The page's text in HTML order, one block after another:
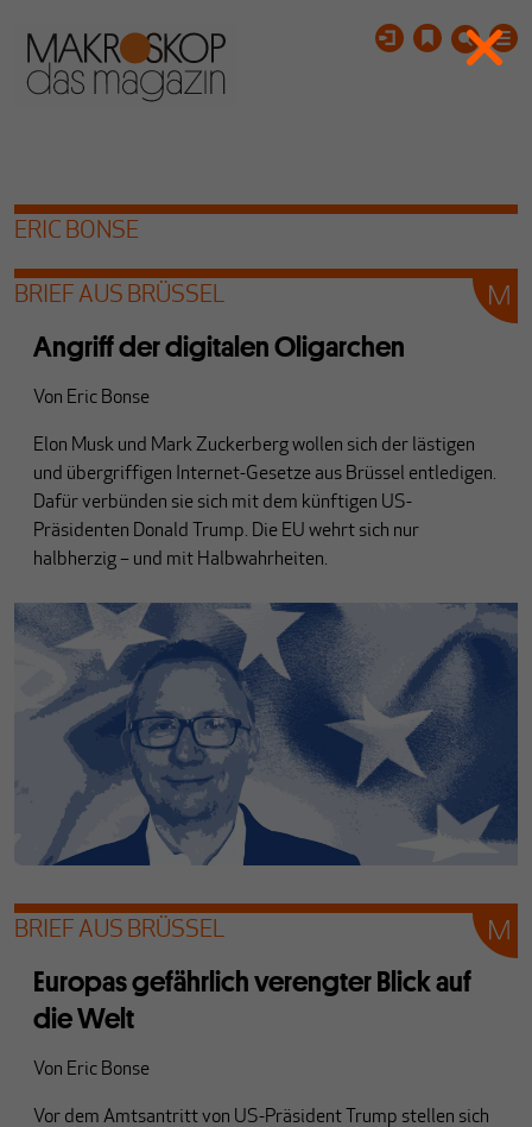
ERIC BONSE
BRIEF AUS BRÜSSEL
Angriff der digitalen Oligarchen
Von Eric Bonse
Elon Musk und Mark Zuckerberg wollen sich der lästigen
und übergriffigen Internet-Gesetze aus Brüssel entledigen.
Dafür verbünden sie sich mit dem künftigen US-
Präsidenten Donald Trump. Die EU wehrt sich nur
halbherzig – und mit Halbwahrheiten.
BRIEF AUS BRÜSSEL
Europas gefährlich verengter Blick auf
die Welt
Von Eric Bonse
Vor dem Amtsantritt von US-Präsident Trump stellen sich